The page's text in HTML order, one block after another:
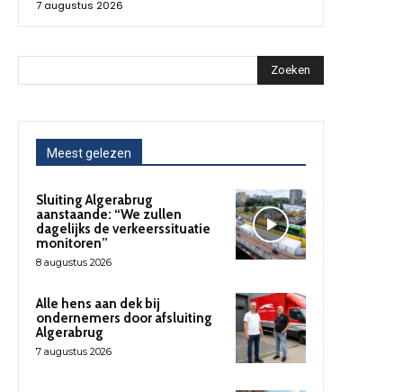
7 augustus 2026
Zoeken
Meest gelezen
Sluiting Algerabrug
aanstaande: “We zullen
dagelijks de verkeerssituatie
monitoren”
8 augustus 2026
Alle hens aan dek bij
ondernemers door afsluiting
Algerabrug
7 augustus 2026